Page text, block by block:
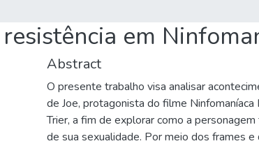
em
Abstract
O presente trabalho visa analisar
de Joe, protagonista do filme
Trier, a fim de explorar como a
de sua sexualidade. Por meio dos frames